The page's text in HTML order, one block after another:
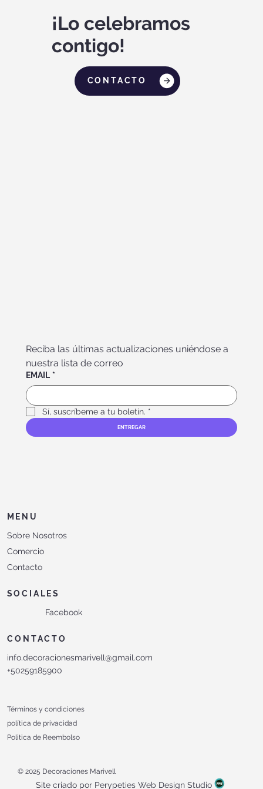
¡Lo celebramos
contigo!
CONTACTO
Reciba las últimas actualizaciones uniéndose a
nuestra lista de correo
EMAIL *
Sí, suscríbeme a tu boletín. *
ENTREGAR
MENU
Sobre Nosotros
Comercio
Contacto
SOCIALES
Facebook
CONTACTO
info.decoracionesmarivell@gmail.com
+50259185900
Términos y condiciones
política de privacidad
Politica de Reembolso
© 2025 Decoraciones Marivell
Site criado por Perypeties Web Design Studio